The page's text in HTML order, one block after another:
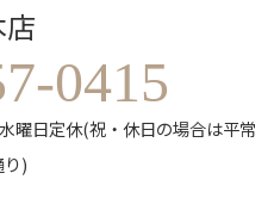
0415
曜日定休(祝・休日の場合は平常
り)